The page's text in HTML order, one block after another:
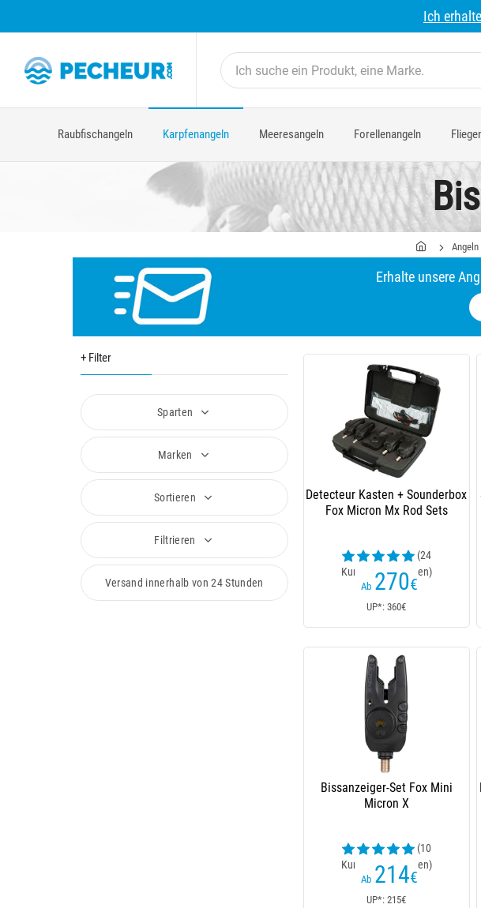
Ich
Raubfischangeln Karpfenangeln Meeresangeln Forellenangeln
Angeln
Erhalte unsere
+ Filter
Sparten
Marken
Sortieren
Filtrieren
Versand innerhalb von 24 Stunden
Detecteur Kasten + Sounderbox
Fox Micron Mx Rod Sets
(24
Kundenrezensionen)
Ab 270€
UP*: 360€
Bissanzeiger-Set Fox Mini
Micron X
(10
Kundenrezensionen)
Ab 214€
UP*: 215€